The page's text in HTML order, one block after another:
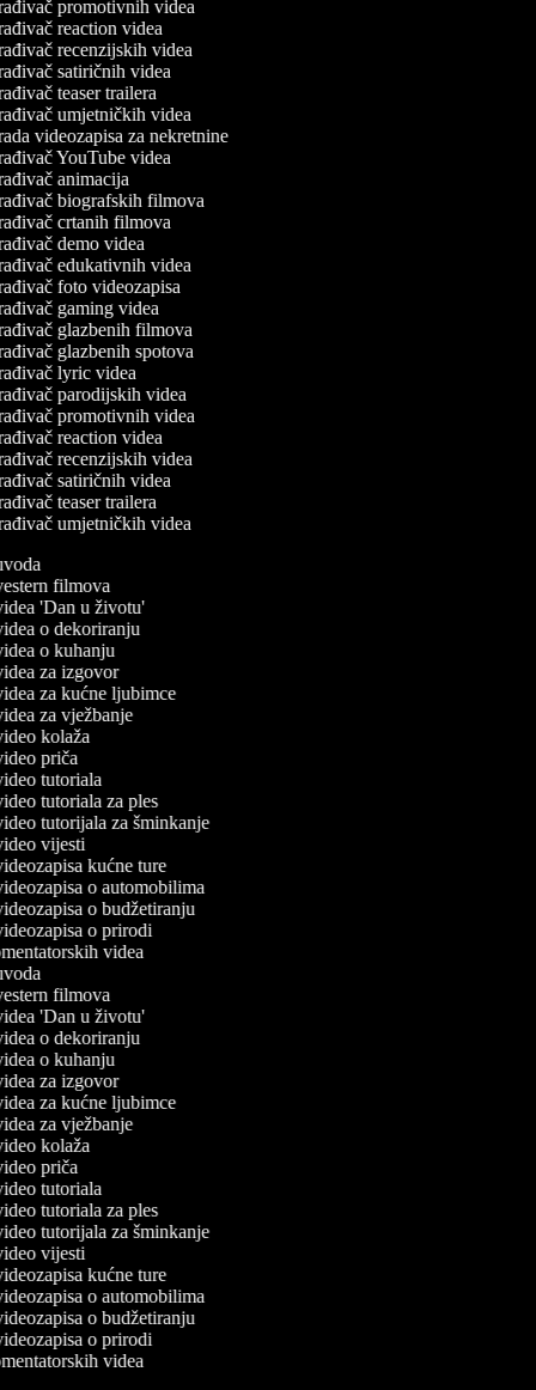
promotivnih videa
reaction videa
recenzijskih videa
satiričnih videa
teaser trailera
umjetničkih videa
videozapisa za nekretnine
YouTube videa
animacija
biografskih filmova
crtanih filmova
demo videa
edukativnih videa
foto videozapisa
gaming videa
glazbenih filmova
glazbenih spotova
lyric videa
parodijskih videa
promotivnih videa
reaction videa
recenzijskih videa
satiričnih videa
teaser trailera
umjetničkih videa
filmova
'Dan u životu'
o dekoriranju
o kuhanju
za izgovor
za kućne ljubimce
za vježbanje
kolaža
priča
tutoriala
tutoriala za ples
tutorijala za šminkanje
vijesti
kućne ture
o automobilima
o budžetiranju
o prirodi
videa
filmova
'Dan u životu'
o dekoriranju
o kuhanju
za izgovor
za kućne ljubimce
za vježbanje
kolaža
priča
tutoriala
tutoriala za ples
tutorijala za šminkanje
vijesti
kućne ture
o automobilima
o budžetiranju
o prirodi
videa